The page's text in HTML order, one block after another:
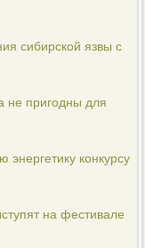
сибирской язвы с
не пригодны для
конкурсу
на фестивале